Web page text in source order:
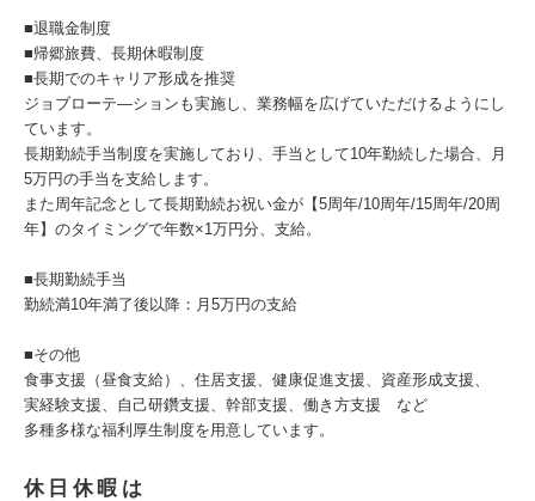
■退職金制度
■帰郷旅費、長期休暇制度
■長期でのキャリア形成を推奨
ジョブローテ―ションも実施し、業務幅を広げていただけるようにし
ています。
長期勤続手当制度を実施しており、手当として10年勤続した場合、月
5万円の手当を支給します。
また周年記念として長期勤続お祝い金が【5周年/10周年/15周年/20周
年】のタイミングで年数×1万円分、支給。
■長期勤続手当
勤続満10年満了後以降：月5万円の支給
■その他
食事支援（昼食支給）、住居支援、健康促進支援、資産形成支援、
実経験支援、自己研鑽支援、幹部支援、働き方支援 など
多種多様な福利厚⽣制度を用意しています。
休日休暇は